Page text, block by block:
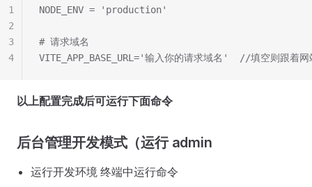
NODE_ENV = 'production'
# 请求域名
VITE_APP_BASE_URL='输入你的请求域名'  //填空则跟着网
1
2
3
4
以上配置完成后可运行下面命令
后台管理开发模式（运行 admin
运行开发环境 终端中运行命令